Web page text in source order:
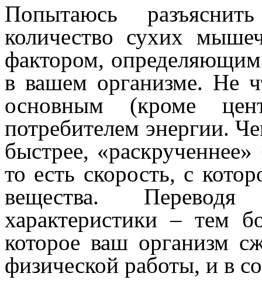
Попытаюсь
количество сухих
фактором,
в вашем организме. Не
основным (кроме
потребителем энергии.
быстрее,
то есть скорость, с
вещества.
характеристики – тем
которое ваш организм
физической работы, и в